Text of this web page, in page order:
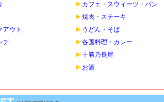
カフェ・スウィーツ・パン
焼肉・ステーキ
アウト
うどん・そば
チ
各国料理・カレー
十勝乃長屋
お酒